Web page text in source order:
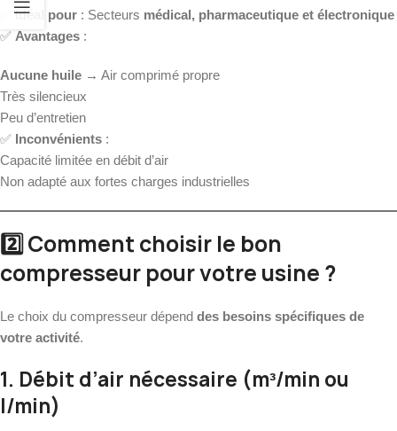
✅Idéal pour : Secteurs médical, pharmaceutique et électronique
✅ Avantages :
Aucune huile → Air comprimé propre
Très silencieux
Peu d’entretien
✅ Inconvénients :
Capacité limitée en débit d’air
Non adapté aux fortes charges industrielles
2️⃣ Comment choisir le bon
compresseur pour votre usine ?
Le choix du compresseur dépend des besoins spécifiques de
votre activité.
1. Débit d’air nécessaire (m³/min ou
l/min)